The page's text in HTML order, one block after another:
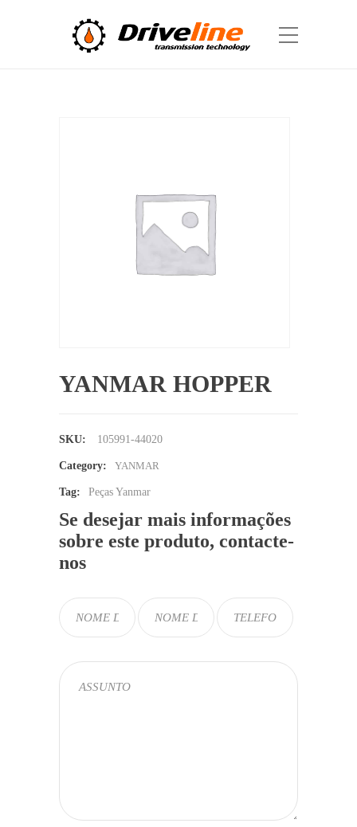
YANMAR HOPPER
SKU: 105991-44020
Category: YANMAR
Tag: Peças Yanmar
Se desejar mais informações
sobre este produto, contacte-
nos